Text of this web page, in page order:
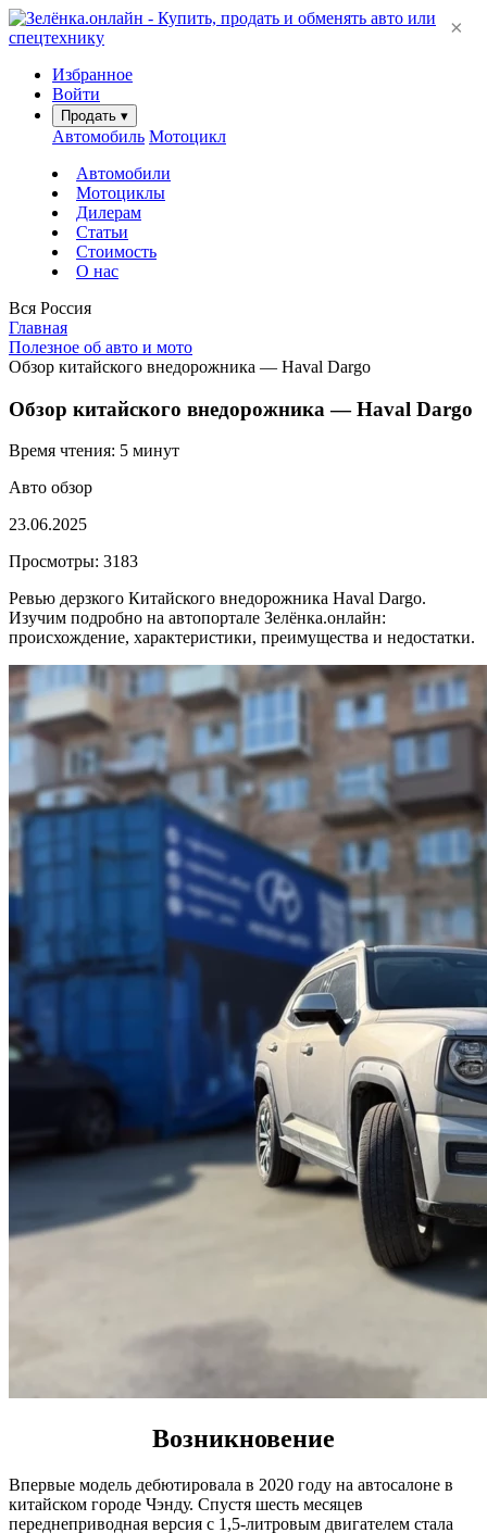
Избранное
Войти
Продать ▾
Автомобиль Мотоцикл
Автомобили
Мотоциклы
Дилерам
Статьи
Стоимость
О нас
Вся Россия
Главная
Полезное об авто и мото
Обзор китайского внедорожника — Haval Dargo
Обзор китайского внедорожника — Haval Dargo
Время чтения: 5 минут
Авто обзор
23.06.2025
Просмотры: 3183
Ревью дерзкого Китайского внедорожника Haval Dargo.
Изучим подробно на автопортале Зелёнка.онлайн:
происхождение, характеристики, преимущества и недостатки.
Возникновение
Впервые модель дебютировала в 2020 году на автосалоне в
китайском городе Чэнду. Спустя шесть месяцев
переднеприводная версия с 1,5-литровым двигателем стала
×